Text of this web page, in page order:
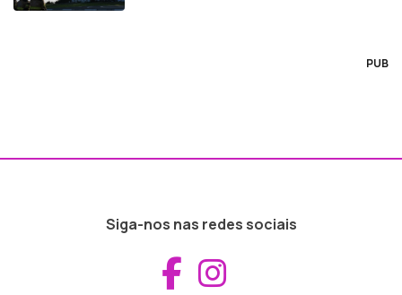
PUB
Siga-nos nas redes sociais
Aceder ao